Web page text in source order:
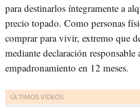
para destinarlos íntegramente a
precio topado. Como personas
comprar para vivir, extremo que
mediante declaración
empadronamiento en 12 meses.